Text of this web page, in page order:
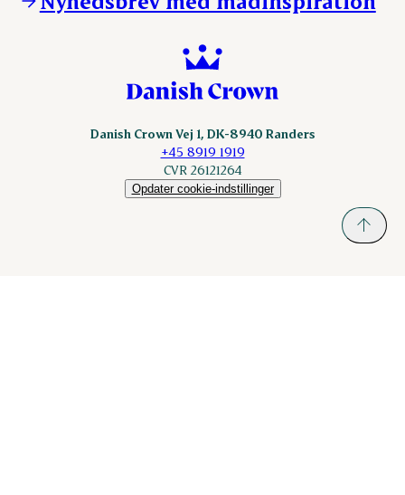
Scanhide.dk
Danish Crown Vej 1, DK-8940 Randers
+45 8919 1919
CVR 26121264
Opdater cookie-indstillinger